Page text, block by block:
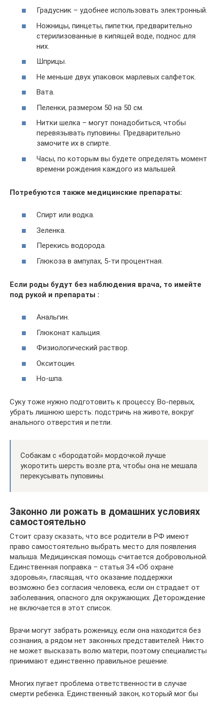
Градусник – удобнее использовать электронный.
Ножницы, пинцеты, пипетки, предварительно
стерилизованные в кипящей воде, поднос для
них.
Шприцы.
Не меньше двух упаковок марлевых салфеток.
Вата.
Пеленки, размером 50 на 50 см.
Нитки шелка – могут понадобиться, чтобы
перевязывать пуповины. Предварительно
замочите их в спирте.
Часы, по которым вы будете определять момент
времени рождения каждого из малышей.
Потребуются также медицинские препараты:
Спирт или водка.
Зеленка.
Перекись водорода.
Глюкоза в ампулах, 5-ти процентная.
Если роды будут без наблюдения врача, то имейте
под рукой и препараты :
Анальгин.
Глюконат кальция.
Физиологический раствор.
Окситоцин.
Но-шпа.
Суку тоже нужно подготовить к процессу. Во-первых,
убрать лишнюю шерсть: подстричь на животе, вокруг
анального отверстия и петли.
Собакам с «бородатой» мордочкой лучше
укоротить шерсть возле рта, чтобы она не мешала
перекусывать пуповины.
Законно ли рожать в домашних условиях
самостоятельно
Стоит сразу сказать, что все родители в РФ имеют
право самостоятельно выбрать место для появления
малыша. Медицинская помощь считается добровольной.
Единственная поправка – статья 34 «Об охране
здоровья», гласящая, что оказание поддержки
возможно без согласия человека, если он страдает от
заболевания, опасного для окружающих. Деторождение
не включается в этот список.
Врачи могут забрать роженицу, если она находится без
сознания, а рядом нет законных представителей. Никто
не может высказать волю матери, поэтому специалисты
принимают единственно правильное решение.
Многих пугает проблема ответственности в случае
смерти ребенка. Единственный закон, который мог бы